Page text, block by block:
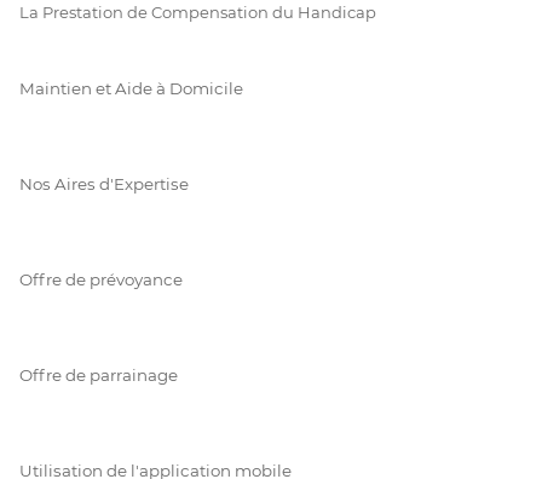
La Prestation de Compensation du Handicap
Maintien et Aide à Domicile
Nos Aires d'Expertise
Offre de prévoyance
Offre de parrainage
Utilisation de l'application mobile